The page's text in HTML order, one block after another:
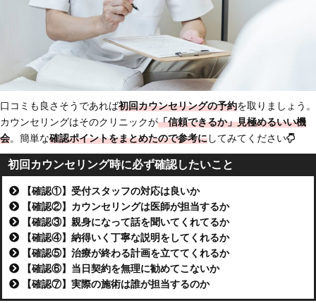
口コミも良さそうであれば初回カウンセリングの予約を取りましょう。
カウンセリングはそのクリニックが「信頼できるか」見極めるいい機
会。簡単な確認ポイントをまとめたので参考にしてみてください
初回カウンセリング時に必ず確認したいこと
【確認①】受付スタッフの対応は良いか
【確認②】カウンセリングは医師が担当するか
【確認③】親身になって話を聞いてくれてるか
【確認④】納得いく丁寧な説明をしてくれるか
【確認⑤】治療が終わる計画を立ててくれるか
【確認⑥】当日契約を無理に勧めてこないか
【確認⑦】実際の施術は誰が担当するのか